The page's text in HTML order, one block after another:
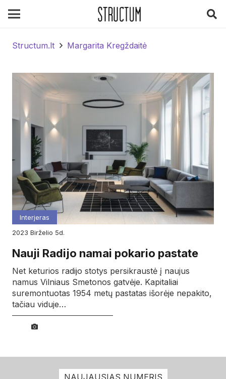
Structum.lt Margarita Kregždaitė
Interjeras
2023
birželio 5d.
Nauji Radijo namai pokario pastate
Net keturios radijo stotys persikraustė į naujus
namus Vilniaus Smetonos gatvėje. Kapitaliai
suremontuotas 1954 metų pastatas išorėje nepakito,
tačiau viduje…